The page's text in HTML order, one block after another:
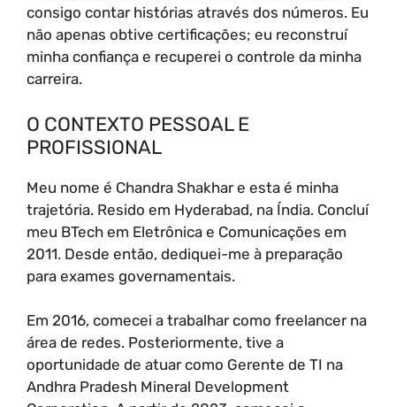
consigo contar histórias através dos números. Eu
não apenas obtive certificações; eu reconstruí
minha confiança e recuperei o controle da minha
carreira.
O CONTEXTO PESSOAL E
PROFISSIONAL
Meu nome é Chandra Shakhar e esta é minha
trajetória. Resido em Hyderabad, na Índia. Concluí
meu BTech em Eletrônica e Comunicações em
2011. Desde então, dediquei-me à preparação
para exames governamentais.
Em 2016, comecei a trabalhar como freelancer na
área de redes. Posteriormente, tive a
oportunidade de atuar como Gerente de TI na
Andhra Pradesh Mineral Development